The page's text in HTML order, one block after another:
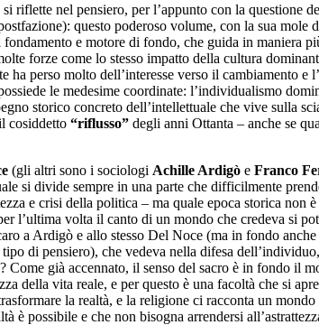
riflette nel pensiero, per l’appunto con la questione
questo poderoso volume, con la sua
e motore di fondo, che guida in maniera
forze come lo stesso impatto della cultura
perso molto dell’interesse verso il cambiamento
le medesime coordinate: l’individualismo
storico concreto dell’intellettuale che vive sulla
cosiddetto “riflusso” degli anni Ottanta – anche se
(gli altri sono i sociologi Achille Ardigò e Franco
si divide sempre in una parte che difficilmente
e crisi della politica – ma quale epoca storica non
l’ultima volta il canto di un mondo che credeva si
a Ardigò e allo stesso Del Noce (ma in fondo
di pensiero), che vedeva nella difesa
Come già accennato, il senso del sacro è in fondo il
della vita reale, e per questo è una facoltà che si
la realtà, e la religione ci racconta un
è possibile e che non bisogna arrendersi